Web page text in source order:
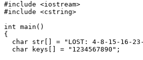
#include <iostream>
#include <cstring>
int main()
{
char str[] = "LOST: 4-8-15-16-
  char keys[] = "1234567890";